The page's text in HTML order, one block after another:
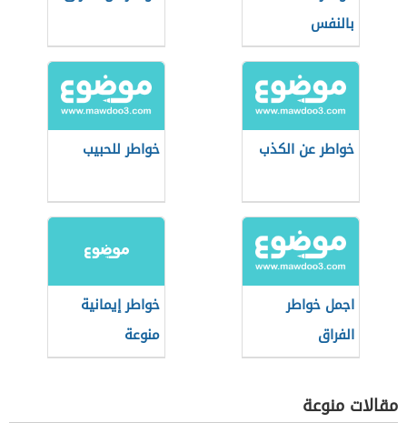
بالنفس
خواطر عن الكذب خواطر للحبيب
اجمل خواطر
الفراق
خواطر إيمانية
منوعة
مقالات منوعة